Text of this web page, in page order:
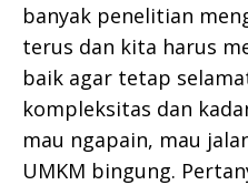
banyak penelitian
terus dan kita harus
baik agar tetap
kompleksitas dan
mau ngapain, mau
UMKM bingung.